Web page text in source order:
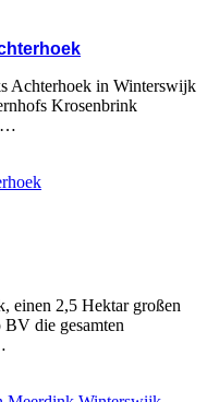
Achterhoek in Winterswijk
Krosenbrink
einen 2,5 Hektar großen
die gesamten